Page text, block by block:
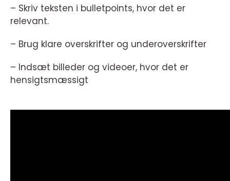
– Skriv teksten i bulletpoints, hvor det er
relevant.
– Brug klare overskrifter og underoverskrifter
– Indsæt billeder og videoer, hvor det er
hensigtsmæssigt